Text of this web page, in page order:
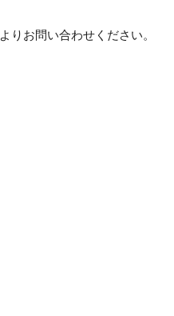
よりお問い合わせください。